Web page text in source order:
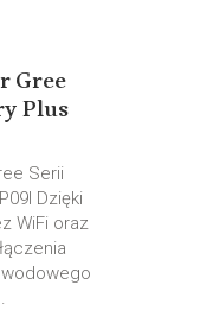
Gree
Plus
Serii
Dzięki
WiFi oraz